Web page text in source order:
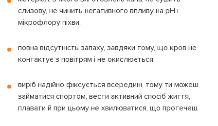
слизову, не чинить негативного впливу на pH і
мікрофлору піхви;
повна відсутність запаху, завдяки тому, що кров не
контактує з повітрям і не окислюється;
виріб надійно фіксується всередині, тому ти можеш
займатися спортом, вести активний спосіб життя,
плавати й при цьому не хвилюватися, що протечеш.